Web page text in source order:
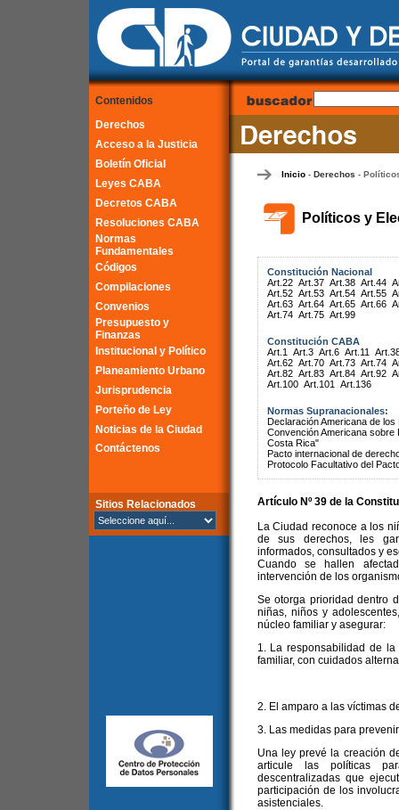
Contenidos
Derechos
Acceso a la Justicia
Boletín Oficial
Leyes CABA
Decretos CABA
Resoluciones CABA
Normas
Fundamentales
Códigos
Compilaciones
Convenios
Presupuesto y
Finanzas
Institucional y Político
Planeamiento Urbano
Jurisprudencia
Porteño de Ley
Noticias de la Ciudad
Contáctenos
Sitios Relacionados
Inicio- Derechos -
Políticos y
Constitución Nacional
Art.22 Art.37 Art.38 Art.44
Art.52 Art.53 Art.54 Art.55
Art.63 Art.64 Art.65 Art.66
Art.74 Art.75 Art.99
Constitución CABA
Art.1
Art.3 Art.6 Art.11
Art.62 Art.70 Art.73 Art.74
Art.82 Art.83 Art.84 Art.92
Art.100 Art.101 Art.136
Normas Supranacionales:
Declaración Americana de
Convención Americana
Costa Rica"
Pacto internacional de
Protocolo Facultativo del
Artículo Nº 39 de la
La Ciudad reconoce a los
de sus derechos, les
informados, consultados y
Cuando se hallen
intervención de los
Se otorga prioridad dentro
niñas, niños y
núcleo familiar y asegurar:
1. La responsabilidad de
familiar, con cuidados
2. El amparo a las víctimas
3. Las medidas para
Una ley prevé la creación
articule las políticas
descentralizadas que
participación de los
asistenciales.